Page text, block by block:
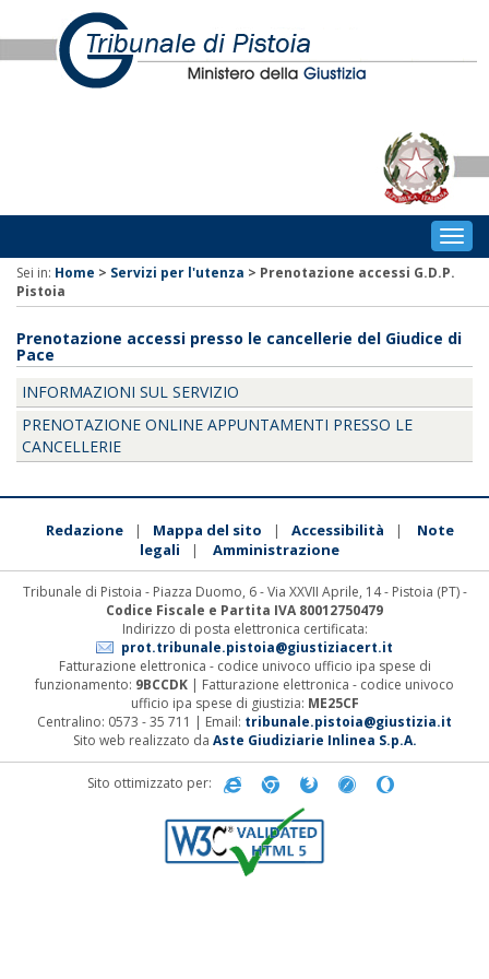
Sei in: Home > Servizi per l'utenza > Prenotazione accessi G.D.P.
Pistoia
Prenotazione accessi presso le cancellerie del Giudice di
Pace
INFORMAZIONI SUL SERVIZIO
PRENOTAZIONE ONLINE APPUNTAMENTI PRESSO LE
CANCELLERIE
Redazione | Mappa del sito | Accessibilità |
Note
legali
| Amministrazione
Tribunale di Pistoia - Piazza Duomo, 6 - Via XXVII Aprile, 14 - Pistoia (PT) -
Codice Fiscale e Partita IVA 80012750479
Indirizzo di posta elettronica certificata:
prot.tribunale.pistoia@giustiziacert.it
Fatturazione elettronica - codice univoco ufficio ipa spese di
funzionamento: 9BCCDK | Fatturazione elettronica - codice univoco
ufficio ipa spese di giustizia: ME25CF
Centralino: 0573 - 35 711 | Email: tribunale.pistoia@giustizia.it
Sito web realizzato da Aste Giudiziarie Inlinea S.p.A.
Sito ottimizzato per: